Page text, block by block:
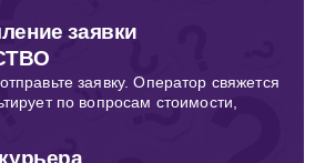
заявки
заявку. Оператор свяжется
по вопросам стоимости,